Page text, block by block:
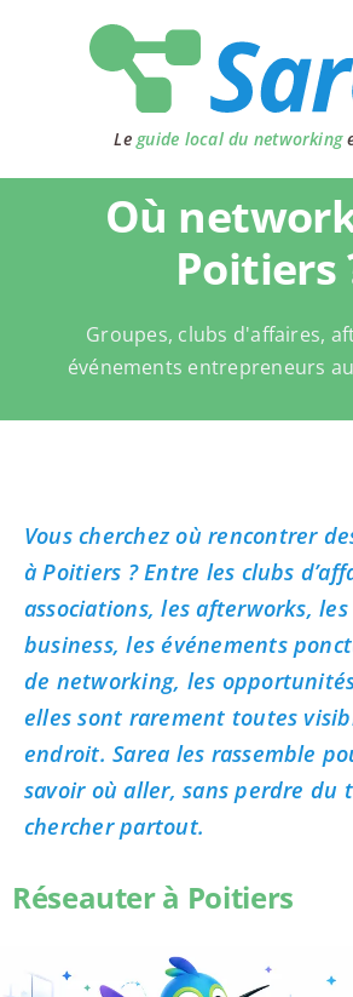
Le guide local du networking
Où
Poitiers
Groupes, clubs d'affaires,
événements entrepreneurs
Vous cherchez où rencontrer
à Poitiers ? Entre les clubs
associations, les afterworks,
business, les événements
de networking, les
elles sont rarement toutes
endroit. Sarea les rassemble
savoir où aller, sans perdre du
chercher partout.
Réseauter à Poitiers